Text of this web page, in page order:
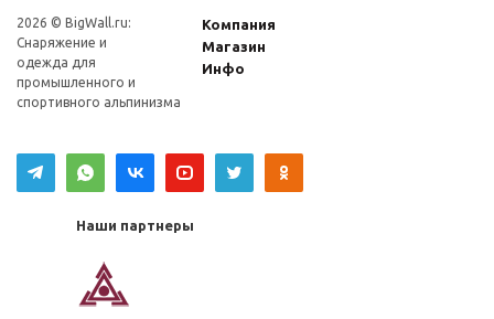
2026 © BigWall.ru:
Снаряжение и
одежда для
промышленного и
спортивного альпинизма
Компания
Магазин
Инфо
Наши партнеры